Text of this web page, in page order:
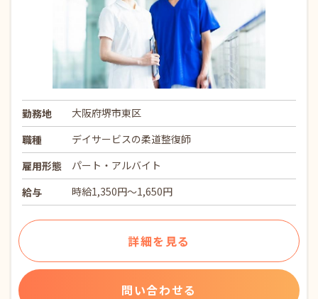
勤務地
大阪府堺市東区
職種
デイサービスの柔道整復師
雇用形態
パート・アルバイト
給与
時給1,350円～1,650円
詳細を見る
問い合わせる